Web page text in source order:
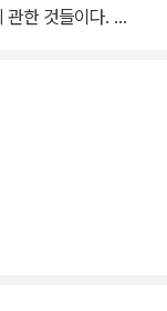
관한 것들이다.
논의에서 한 걸음
무엇이 위태로운 상
마간 무미건조하고
으로 중요한 문제를
다롭기 때문이다.